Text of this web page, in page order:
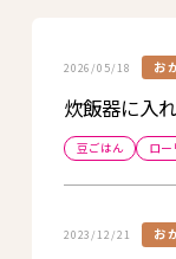
2026/05/18 お
炊飯器に入
豆ごはん ロー
2023/12/21 お